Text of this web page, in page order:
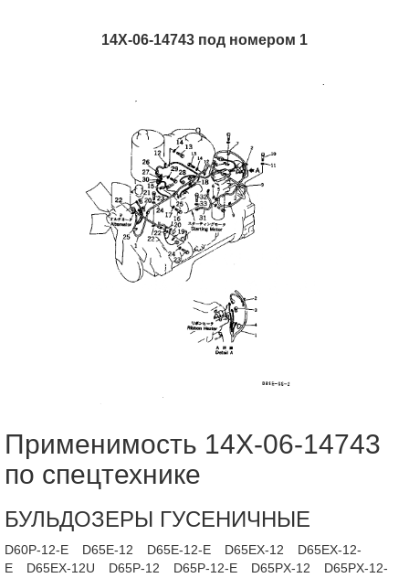
14X-06-14743 под номером 1
Применимость 14X-06-14743
по спецтехнике
БУЛЬДОЗЕРЫ ГУСЕНИЧНЫЕ
D60P-12-E D65E-12 D65E-12-E D65EX-12
D65EX-12-
E
D65EX-12U D65P-12 D65P-12-E D65PX-12
D65PX-12-